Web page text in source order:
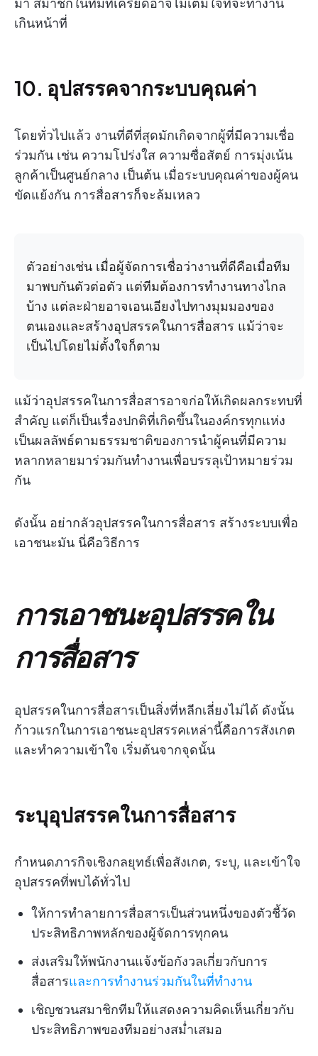
มา สมาชิกในทีมที่เครียดอาจไม่เต็มใจที่จะทำงาน
เกินหน้าที่
10. อุปสรรคจากระบบคุณค่า
โดยทั่วไปแล้ว งานที่ดีที่สุดมักเกิดจากผู้ที่มีความเชื่อ
ร่วมกัน เช่น ความโปร่งใส ความซื่อสัตย์ การมุ่งเน้น
ลูกค้าเป็นศูนย์กลาง เป็นต้น เมื่อระบบคุณค่าของผู้คน
ขัดแย้งกัน การสื่อสารก็จะล้มเหลว
ตัวอย่างเช่น เมื่อผู้จัดการเชื่อว่างานที่ดีคือเมื่อทีม
มาพบกันตัวต่อตัว แต่ทีมต้องการทำงานทางไกล
บ้าง แต่ละฝ่ายอาจเอนเอียงไปทางมุมมองของ
ตนเองและสร้างอุปสรรคในการสื่อสาร แม้ว่าจะ
เป็นไปโดยไม่ตั้งใจก็ตาม
แม้ว่าอุปสรรคในการสื่อสารอาจก่อให้เกิดผลกระทบที่
สำคัญ แต่ก็เป็นเรื่องปกติที่เกิดขึ้นในองค์กรทุกแห่ง
เป็นผลลัพธ์ตามธรรมชาติของการนำผู้คนที่มีความ
หลากหลายมาร่วมกันทำงานเพื่อบรรลุเป้าหมายร่วม
กัน
ดังนั้น อย่ากลัวอุปสรรคในการสื่อสาร สร้างระบบเพื่อ
เอาชนะมัน นี่คือวิธีการ
การเอาชนะอุปสรรคใน
การสื่อสาร
อุปสรรคในการสื่อสารเป็นสิ่งที่หลีกเลี่ยงไม่ได้ ดังนั้น
ก้าวแรกในการเอาชนะอุปสรรคเหล่านี้คือการสังเกต
และทำความเข้าใจ เริ่มต้นจากจุดนั้น
ระบุอุปสรรคในการสื่อสาร
กำหนดภารกิจเชิงกลยุทธ์เพื่อสังเกต, ระบุ, และเข้าใจ
อุปสรรคที่พบได้ทั่วไป
ให้การทำลายการสื่อสารเป็นส่วนหนึ่งของตัวชี้วัด
ประสิทธิภาพหลักของผู้จัดการทุกคน
ส่งเสริมให้พนักงานแจ้งข้อกังวลเกี่ยวกับการ
สื่อสารและการทำงานร่วมกันในที่ทำงาน
เชิญชวนสมาชิกทีมให้แสดงความคิดเห็นเกี่ยวกับ
ประสิทธิภาพของทีมอย่างสม่ำเสมอ